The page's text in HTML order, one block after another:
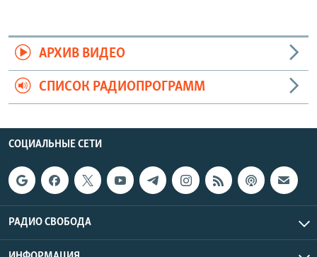
АРХИВ ВИДЕО
СПИСОК РАДИОПРОГРАММ
СОЦИАЛЬНЫЕ СЕТИ
РАДИО СВОБОДА